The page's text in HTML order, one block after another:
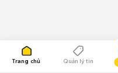
Trang chủ Quản lý tin